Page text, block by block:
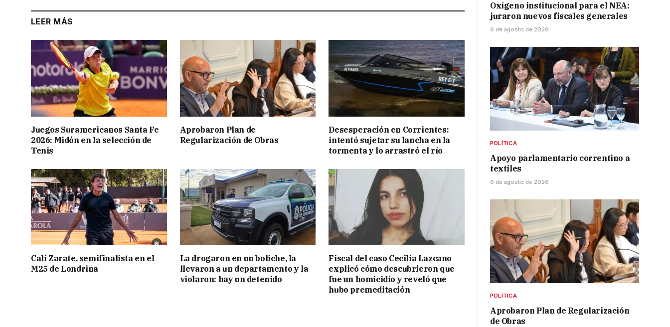
LEER MÁS
Juegos Suramericanos Santa Fe
2026: Midón en la selección de
Tenis
Aprobaron Plan de
Regularización de Obras
Desesperación en Corrientes:
intentó sujetar su lancha en la
tormenta y lo arrastró el río
Cali Zarate, semifinalista en el
M25 de Londrina
La drogaron en un boliche, la
llevaron a un departamento y la
violaron: hay un detenido
Fiscal del caso Cecilia Lazcano
explicó cómo descubrieron que
fue un homicidio y reveló que
hubo premeditación
Oxígeno institucional para el NEA:
juraron nuevos fiscales generales
6 de agosto de 2026
POLÍTICA
Apoyo parlamentario correntino a
textiles
6 de agosto de 2026
POLÍTICA
Aprobaron Plan de Regularización
de Obras